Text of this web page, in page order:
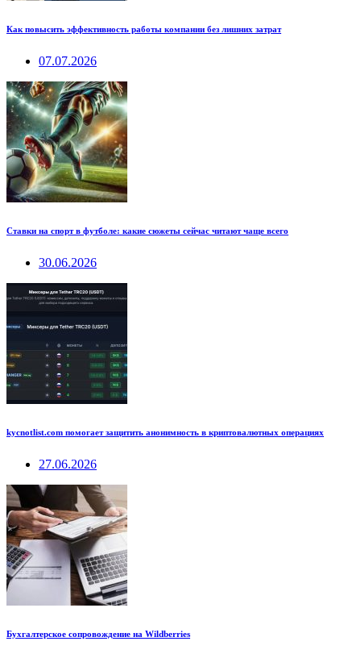
Как повысить эффективность работы компании без лишних затрат
07.07.2026
Ставки на спорт в футболе: какие сюжеты сейчас читают чаще всего
30.06.2026
kycnotlist.com помогает защитить анонимность в криптовалютных операциях
27.06.2026
Бухгалтерское сопровождение на Wildberries